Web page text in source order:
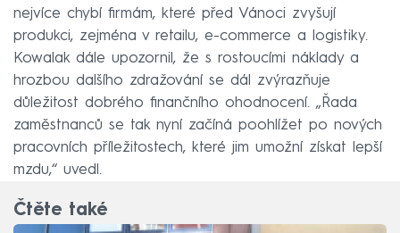
nejvíce chybí firmám, které před Vánoci zvyšují
produkci, zejména v retailu, e-commerce a logistiky.
Kowalak dále upozornil, že s rostoucími náklady a
hrozbou dalšího zdražování se dál zvýrazňuje
důležitost dobrého finančního ohodnocení. „Řada
zaměstnanců se tak nyní začíná poohlížet po nových
pracovních příležitostech, které jim umožní získat lepší
mzdu,“ uvedl.
Čtěte také